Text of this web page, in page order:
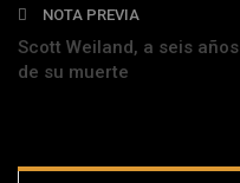
NOTA PREVIA
Scott Weiland, a seis años
de su muerte